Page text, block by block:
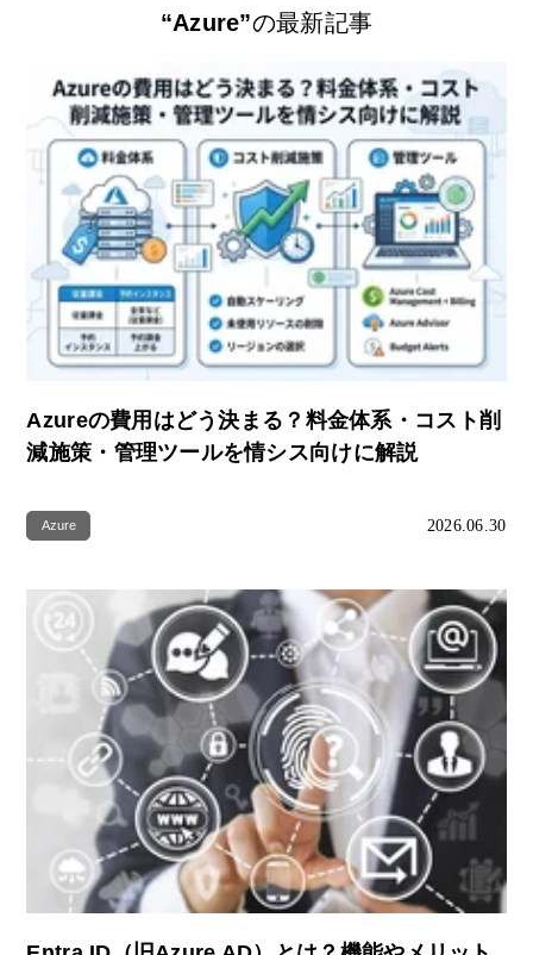
“Azure”の最新記事
Azureの費用はどう決まる？料金体系・コスト削
減施策・管理ツールを情シス向けに解説
Azure 2026.06.30